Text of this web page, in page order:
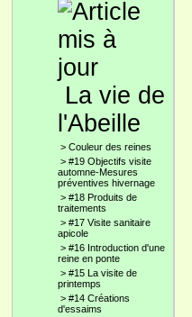
La vie de
l'Abeille
> Couleur des reines
> #19 Objectifs visite
automne-Mesures
préventives hivernage
> #18 Produits de
traitements
> #17 Visite sanitaire
apicole
> #16 Introduction d'une
reine en ponte
> #15 La visite de
printemps
> #14 Créations
d'essaims